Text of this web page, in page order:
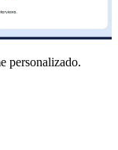
personalizado.